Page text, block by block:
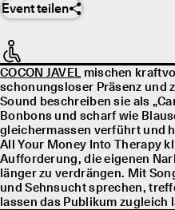
Event teilen
COCON JAVELmischen
schonungsloser Präsenz und
Sound beschreiben sie als
Bonbons und scharf wie
gleichermassen verführt und
All Your Money Into Therapy
Aufforderung, die eigenen
länger zu verdrängen. Mit
und Sehnsucht sprechen,
lassen das Publikum zugleich